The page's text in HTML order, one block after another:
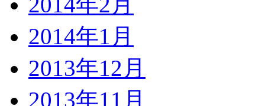
2014年1月
2013年12月
2013年11月